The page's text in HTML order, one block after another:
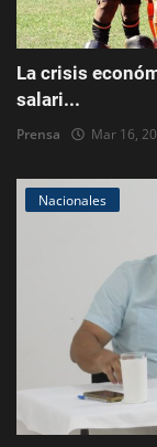
La crisis
salari...
Prensa Mar 16,
Nacionales